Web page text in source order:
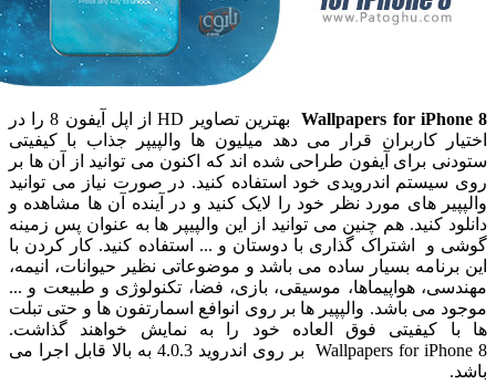
Wallpapers for
بهترین تصاویر HD از اپل آیفون 8 را در
کاربران قرار می دهد میلیون ها والپیپر جذاب با کیفیتی
برای آیفون طراحی شده اند که اکنون می توانید از آن ها بر
اندرویدی خود استفاده کنید. در صورت نیاز می توانید
های مورد نظر خود را لایک کنید و در آینده آن ها مشاهده و
کنید. هم چنین می توانید از این والپیپر ها به عنوان پس زمینه
اشتراک گذاری با دوستان و ... استفاده کنید. کار کردن با
بسیار ساده می باشد و موضوعاتی نظیر حیوانات، انیمه،
هواپیماها، موسیقی، بازی، فضا، تکنولوژی و طبیعت و ...
می باشد. والپپیر ها بر روی انوافع اسمارتفون ها و حتی تبلت
کیفیتی فوق العاده خود را به نمایش خواهند گذاشت.
Wallpapers for iPhone 8 بر روی اندروید 4.0.3 به بالا قابل اجرا می